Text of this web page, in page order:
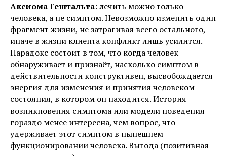
Аксиома Гештальта: лечить можно только
человека, а не симптом. Невозможно изменить один
фрагмент жизни, не затрагивая всего остального,
иначе в жизни клиента конфликт лишь усилится.
Парадокс состоит в том, что когда человек
обнаруживает и признаёт, насколько симптом в
действительности конструктивен, высвобождается
энергия для изменения и принятия человеком
состояния, в котором он находится. История
возникновения симптома или модели поведения
гораздо менее интересна, чем вопрос, что
удерживает этот симптом в нынешнем
функционировании человека. Выгода (позитивная